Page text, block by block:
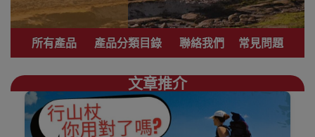
專業戶外運動品
牌 致力提供銷售
優質登山、行
山、露營用品。
登山、攀岩、徒
步、露營等戶外
運動中設計開發
產品。
所有產品 產品分類目錄 聯絡我們 常見問題
文章推介